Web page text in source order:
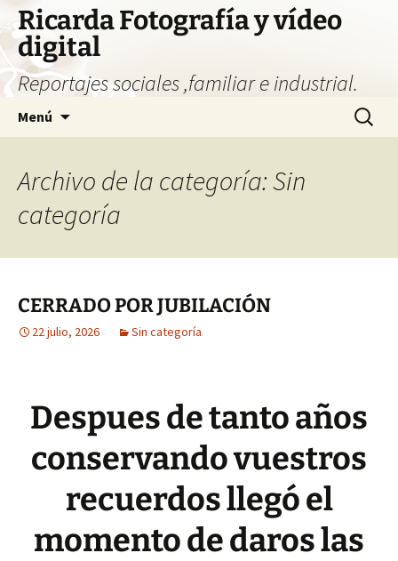
Saltar
al
contenido
Ricarda Fotografía y vídeo
digital
Reportajes sociales ,familiar e industrial.
Menú Buscar:
Archivo de la categoría: Sin
categoría
CERRADO POR JUBILACIÓN
22 julio, 2026 Sin categoría
Despues de tanto años
conservando vuestros
recuerdos llegó el
momento de daros las